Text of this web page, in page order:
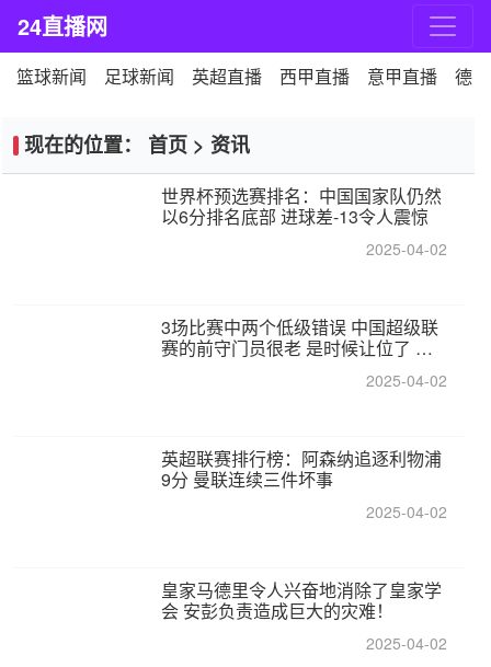
24直播网
篮球新闻 足球新闻 英超直播 西甲直播 意甲直播 德
现在的位置： 首页 > 资讯
世界杯预选赛排名：中国国家队仍然
以6分排名底部 进球差-13令人震惊
2025-04-02
3场比赛中两个低级错误 中国超级联
赛的前守门员很老 是时候让位了 最
2025-04-02
英超联赛排行榜：阿森纳追逐利物浦
9分 曼联连续三件坏事
2025-04-02
皇家马德里令人兴奋地消除了皇家学
会 安彭负责造成巨大的灾难！
2025-04-02